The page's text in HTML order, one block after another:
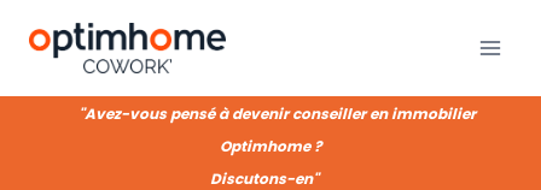
"Avez-vous pensé à devenir conseiller en immobilier
Optimhome ?
Discutons-en"